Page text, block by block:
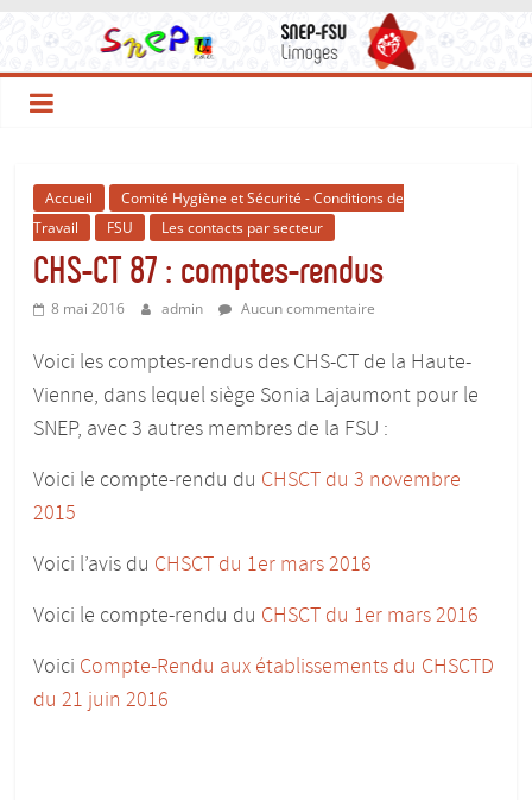
contenu
Le
Site
du
SNEP-
FSU
Limoges
Le
SNEP,
donner
corps
aux
Accueil
Comité Hygiène et Sécurité - Conditions de
Travail
FSU Les contacts par secteur
CHS-CT 87 : comptes-rendus
8 mai 2016 admin Aucun commentaire
Voici les comptes-rendus des CHS-CT de la Haute-
Vienne, dans lequel siège Sonia Lajaumont pour le
SNEP, avec 3 autres membres de la FSU :
Voici le compte-rendu du CHSCT du 3 novembre
2015
Voici l’avis du CHSCT du 1er mars 2016
Voici le compte-rendu du CHSCT du 1er mars 2016
Voici Compte-Rendu aux établissements du CHSCTD
du 21 juin 2016